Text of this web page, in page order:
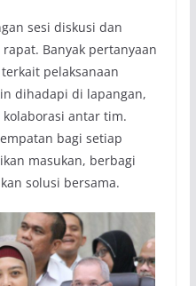
sesi diskusi dan
Banyak pertanyaan
pelaksanaan
dihadapi di lapangan,
antar tim.
bagi setiap
masukan, berbagi
solusi bersama.